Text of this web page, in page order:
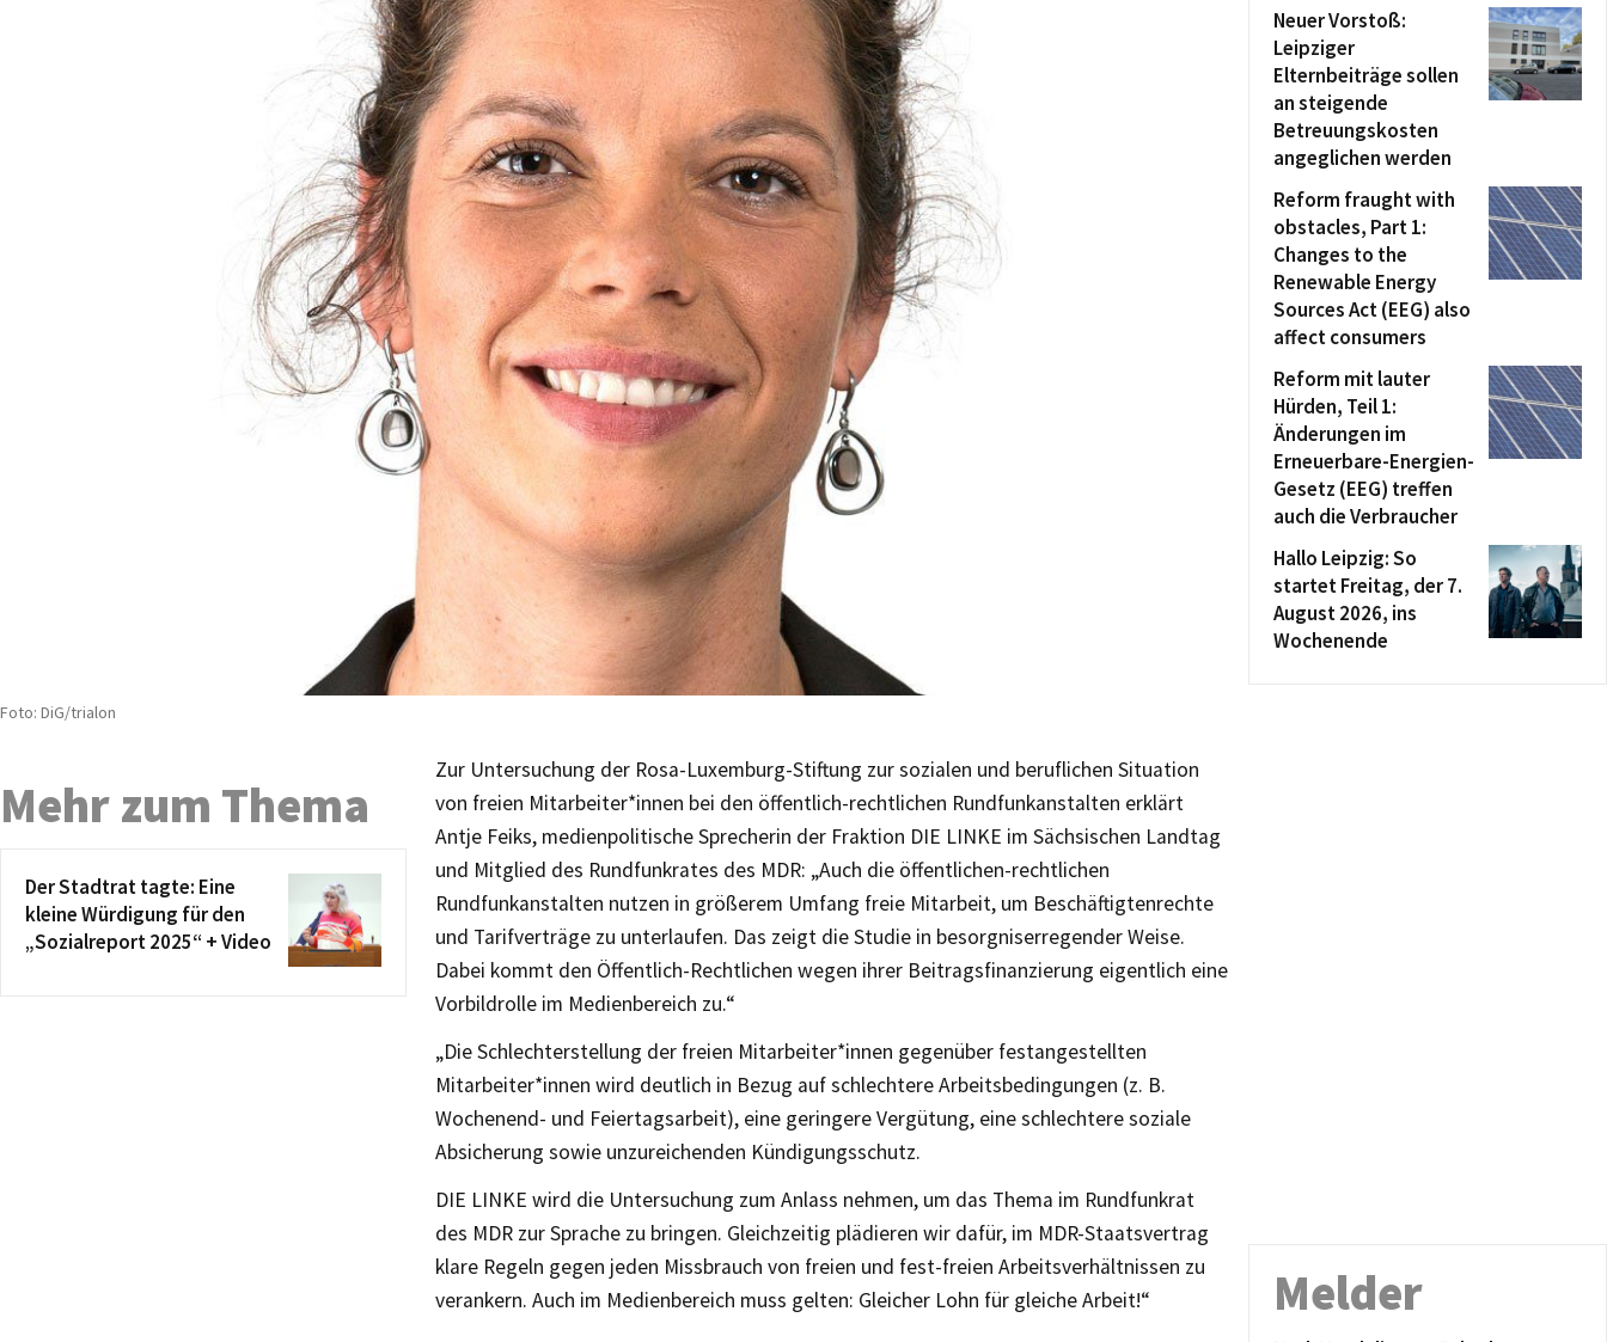
Foto: DiG/trialon
Zur Untersuchung der Rosa-Luxemburg-Stiftung zur sozialen und beruflichen Situation
von freien Mitarbeiter*innen bei den öffentlich-rechtlichen Rundfunkanstalten erklärt
Antje Feiks, medienpolitische Sprecherin der Fraktion DIE LINKE im Sächsischen Landtag
und Mitglied des Rundfunkrates des MDR: „Auch die öffentlichen-rechtlichen
Rundfunkanstalten nutzen in größerem Umfang freie Mitarbeit, um Beschäftigtenrechte
und Tarifverträge zu unterlaufen. Das zeigt die Studie in besorgniserregender Weise.
Dabei kommt den Öffentlich-Rechtlichen wegen ihrer Beitragsfinanzierung eigentlich eine
Vorbildrolle im Medienbereich zu.“
„Die Schlechterstellung der freien Mitarbeiter*innen gegenüber festangestellten
Mitarbeiter*innen wird deutlich in Bezug auf schlechtere Arbeitsbedingungen (z. B.
Wochenend- und Feiertagsarbeit), eine geringere Vergütung, eine schlechtere soziale
Absicherung sowie unzureichenden Kündigungsschutz.
DIE LINKE wird die Untersuchung zum Anlass nehmen, um das Thema im Rundfunkrat
des MDR zur Sprache zu bringen. Gleichzeitig plädieren wir dafür, im MDR-Staatsvertrag
klare Regeln gegen jeden Missbrauch von freien und fest-freien Arbeitsverhältnissen zu
verankern. Auch im Medienbereich muss gelten: Gleicher Lohn für gleiche Arbeit!“
Mehr zum Thema
Der Stadtrat tagte: Eine
kleine Würdigung für den
„Sozialreport 2025“ + Video
Neuer Vorstoß:
Leipziger
Elternbeiträge sollen
an steigende
Betreuungskosten
angeglichen werden
Reform fraught with
obstacles, Part 1:
Changes to the
Renewable Energy
Sources Act (EEG) also
affect consumers
Reform mit lauter
Hürden, Teil 1:
Änderungen im
Erneuerbare-Energien-
Gesetz (EEG) treffen
auch die Verbraucher
Hallo Leipzig: So
startet Freitag, der 7.
August 2026, ins
Wochenende
Melder